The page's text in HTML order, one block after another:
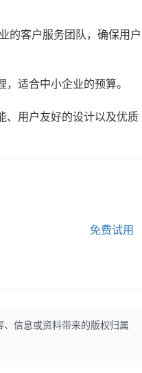
的客户服务团队，确保用户
适合中小企业的预算。
、用户友好的设计以及优质
免费试用
信息或资料带来的版权归属